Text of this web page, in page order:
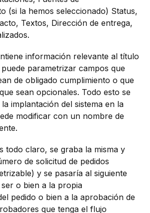
(si la hemos seleccionado) Status,
Textos, Dirección de entrega,
información relevante al título
parametrizar campos que
de obligado cumplimiento o que
sean opcionales. Todo esto se
implantación del sistema en la
modificar con un nombre de
todo claro, se graba la misma y
de solicitud de pedidos
y se pasaría al siguiente
o bien a la propia
pedido o bien a la aprobación de
que tenga el flujo